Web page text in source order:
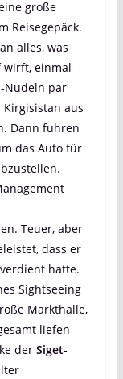
große
Reisegepäck.
alles, was
wirft, einmal
Nudeln par
aus
Dann fuhren
das Auto für
Teuer, aber
dass er
hatte.
Sightseeing
Markthalle,
liefen
der Siget-